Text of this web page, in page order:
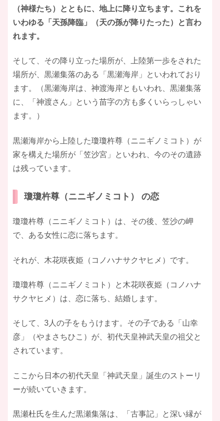
（神様たち）とともに、地上に降り立ちます。これを
いわゆる「天孫降臨」（天の孫が降りたった）と言わ
れます。
そして、その降り立った場所が、上陸第一歩をされた
場所が、黒瀬集落のある「黒瀬海岸」といわれており
ます。（黒瀬海岸は、神渡海岸ともいわれ、黒瀬集落
に、「神渡さん」という苗字の方も多くいらっしゃい
ます。）
黒瀬海岸から上陸した瓊瓊杵尊（ニニギノミコト）が
家を構えた場所が「笠沙宮」といわれ、今のその遺跡
は残っています。
瓊瓊杵尊（ニニギノミコト） の恋
瓊瓊杵尊（ニニギノミコト）は、その後、笠沙の岬
で、ある女性に恋に落ちます。
それが、木花咲夜姫（コノハナサクヤヒメ）です。
瓊瓊杵尊（ニニギノミコト）と木花咲夜姫（コノハナ
サクヤヒメ）は、恋に落ち、結婚します。
そして、3人の子をもうけます。その子である「山幸
彦」（やまさちひこ）が、初代天皇神武天皇の祖父と
されています。
ここから日本の初代天皇「神武天皇」誕生のストーリ
ーが続いていきます。
黒瀬杜氏を生んだ黒瀬集落は、「古事記」と深い縁が